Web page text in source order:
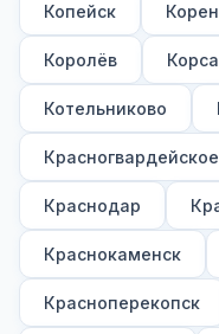
Копейск
Королёв
Котельниково
Красногвардейское
Краснодар
Краснокаменск
Красноперекопск